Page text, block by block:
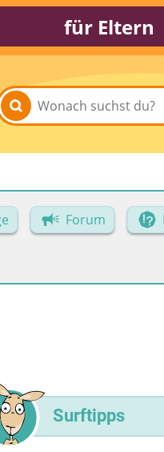
für Eltern
Forum
Surftipps